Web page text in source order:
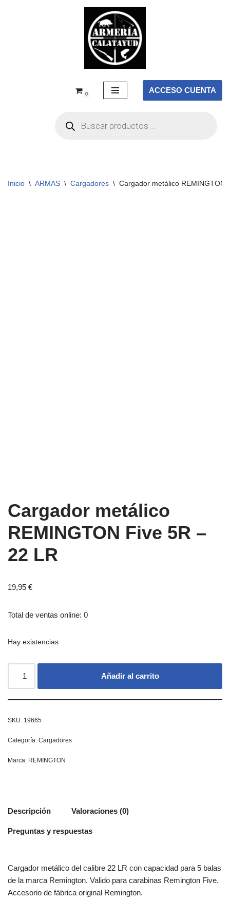
0 ACCESO CUENTA
Inicio \ ARMAS \ Cargadores \ Cargador metálico REMINGTON
Cargador metálico
REMINGTON Five 5R –
22 LR
19,95 €
Total de ventas online: 0
Hay existencias
Añadir al carrito
SKU: 19665
Categoría: Cargadores
Marca: REMINGTON
Descripción Valoraciones (0)
Preguntas y respuestas
Cargador metálico del calibre 22 LR con capacidad para 5 balas
de la marca Remington. Valido para carabinas Remington Five.
Accesorio de fábrica original Remington.